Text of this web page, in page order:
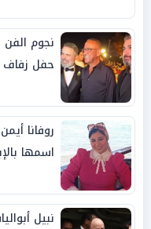
نجوم
حفل زفاف
روفانا
اسمها
نبيل